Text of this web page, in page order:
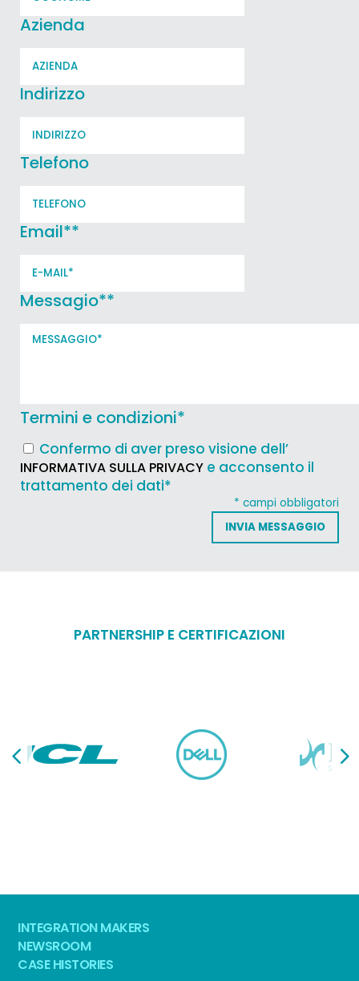
Azienda
Indirizzo
Telefono
Email**
Messagio**
Termini e condizioni*
Confermo di aver preso visione dell’
INFORMATIVA SULLA PRIVACY e acconsento il
trattamento dei dati*
* campi obbligatori
PARTNERSHIP E CERTIFICAZIONI
INTEGRATION MAKERS
NEWSROOM
CASE HISTORIES